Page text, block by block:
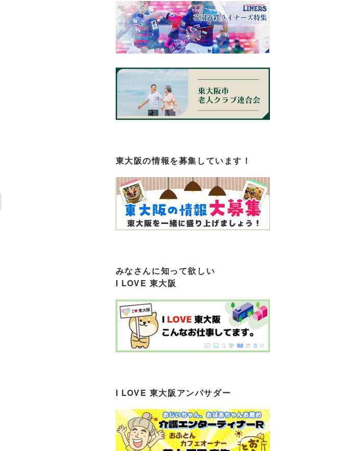
東大阪の情報を募集しています！
みなさんに知って欲しい
I LOVE 東大阪
I LOVE 東大阪アンバサダー